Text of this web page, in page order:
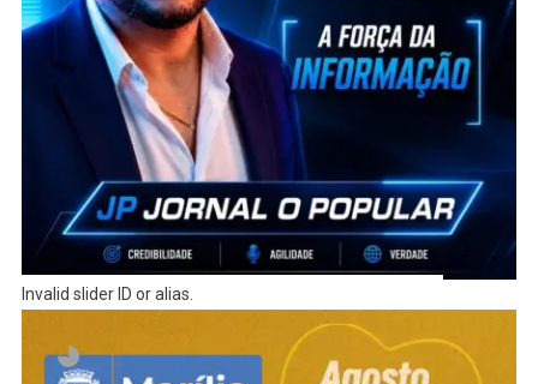
Invalid slider ID or alias.